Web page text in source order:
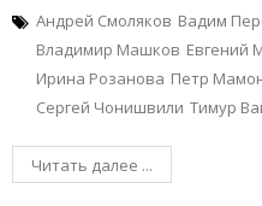
Андрей Смоляков Вадим
Владимир Машков Евгений
Ирина Розанова Петр
Сергей Чонишвили Тимур
Читать далее ...